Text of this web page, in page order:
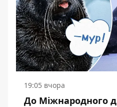
19:05 вчора
До Міжнародного